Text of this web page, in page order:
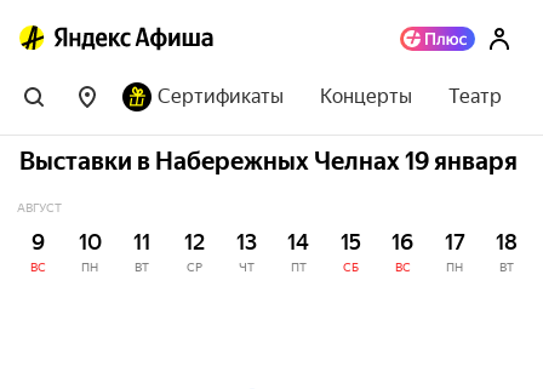
Сертификаты Концерты Театр
Выставки в Набережных Челнах 19 января
АВГУСТ
9
ВС
10
ПН
11
ВТ
12
СР
13
ЧТ
14
ПТ
15
СБ
16
ВС
17
ПН
18
ВТ